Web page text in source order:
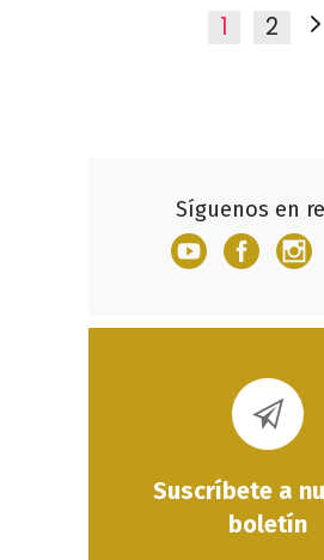
1 2
Síguenos en
Suscríbete a
boletín